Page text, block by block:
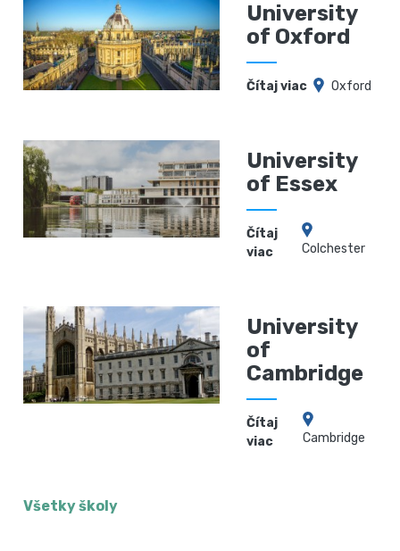
University
of Oxford
Čítaj viac Oxford
University
of Essex
Čítaj
viac
Сolchester
University
of
Cambridge
Čítaj
viac
Cambridge
Všetky školy